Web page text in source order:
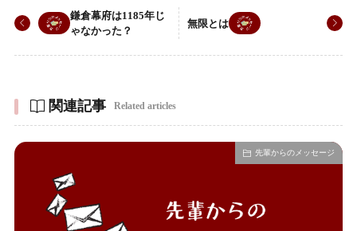
鎌倉幕府は1185年じ
ゃなかった？
無限とは
関連記事 Related articles
先輩からのメッセージ